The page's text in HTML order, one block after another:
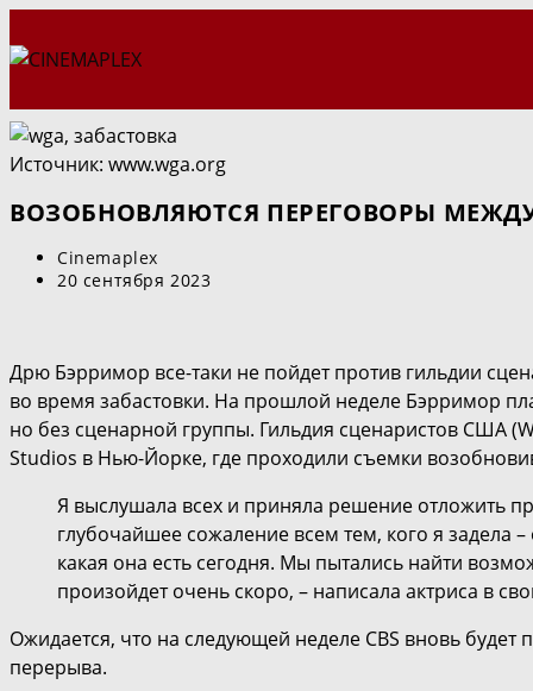
к
Источник: www.wga.org
ВОЗОБНОВЛЯЮТСЯ ПЕРЕГОВОРЫ МЕЖДУ
Автор
записи:
Cinemaplex
Запись
20 сентября 2023
Дрю Бэрримор все-таки не пойдет против гильдии
во время забастовки. На прошлой неделе Бэрримор
но без сценарной группы. Гильдия сценаристов США
Studios в Нью-Йорке, где проходили съемки
Я выслушала всех и приняла решение отложить
глубочайшее сожаление всем тем, кого я задела
какая она есть сегодня. Мы пытались найти
произойдет очень скоро, – написала актриса в
Ожидается, что на следующей неделе CBS вновь
перерыва.